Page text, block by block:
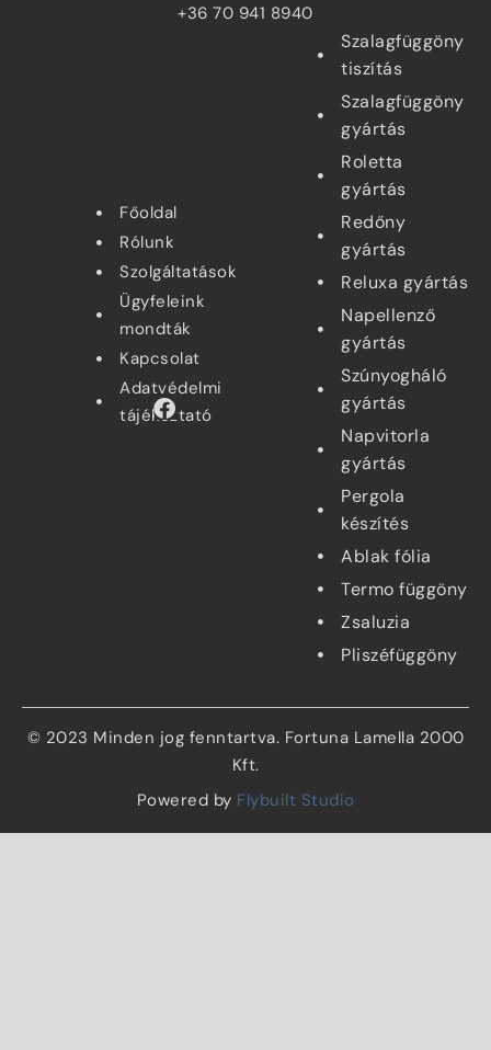
+36 70 941 8940
Főoldal
Rólunk
Szolgáltatások
Ügyfeleink
mondták
Kapcsolat
Adatvédelmi
tájékoztató
Szalagfüggöny
tiszítás
Szalagfüggöny
gyártás
Roletta
gyártás
Redőny
gyártás
Reluxa gyártás
Napellenző
gyártás
Szúnyogháló
gyártás
Napvitorla
gyártás
Pergola
készítés
Ablak fólia
Termo függöny
Zsaluzia
Pliszéfüggöny
© 2023 Minden jog fenntartva. Fortuna Lamella 2000
Kft.
Powered by Flybuilt Studio